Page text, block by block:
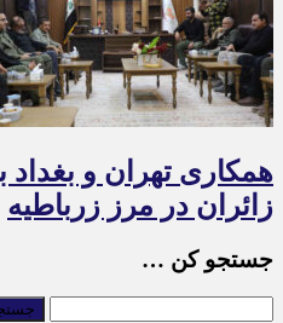
همکاری تهران و
زائران در مرز زرباطیه
جستجو کن …